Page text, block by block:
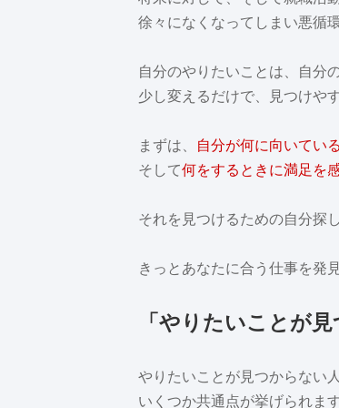
徐々になくなってしまい悪循
自分のやりたいことは、自分
少し変えるだけで、見つけや
まずは、 自分が何に向いてい
そして何をするときに満足を
それを見つけるための自分探
きっとあなたに合う仕事を発
「やりたいことが
やりたいことが見つからない人
いくつか共通点が挙げられます